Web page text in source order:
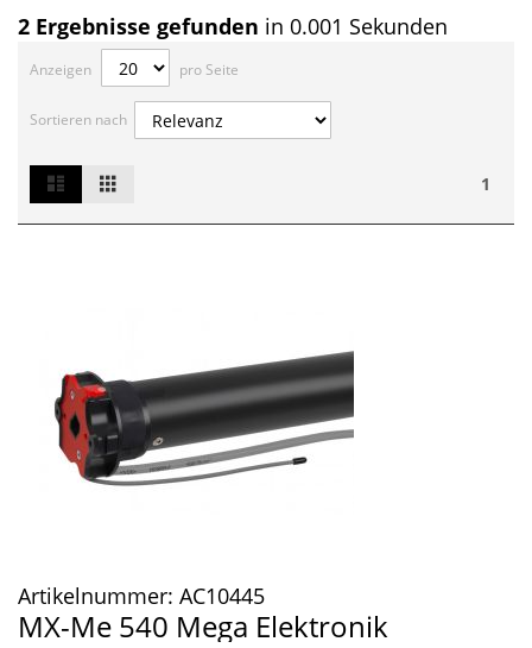
2 Ergebnisse gefunden in 0.001 Sekunden
Anzeigen pro Seite
Sortieren nach
1
Ansicht
als
Artikelnummer: AC10445
MX-Me 540 Mega Elektronik